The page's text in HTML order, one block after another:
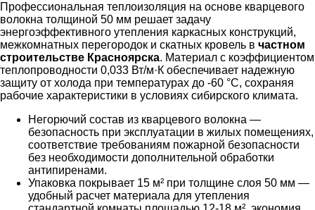
Профессиональная теплоизоляция на основе кварцевого
волокна толщиной 50 мм решает задачу
энергоэффективного утепления каркасных конструкций,
межкомнатных перегородок и скатных кровель в частном
строительстве Красноярска. Материал с коэффициентом
теплопроводности 0,033 Вт/м·К обеспечивает надежную
защиту от холода при температурах до -60 °C, сохраняя
рабочие характеристики в условиях сибирского климата.
Негорючий состав из кварцевого волокна —
безопасность при эксплуатации в жилых помещениях,
соответствие требованиям пожарной безопасности
без необходимости дополнительной обработки
антипиренами.
Упаковка покрывает 15 м² при толщине слоя 50 мм —
удобный расчет материала для утепления